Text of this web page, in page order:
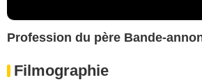
Profession du père Bande-
Filmographie